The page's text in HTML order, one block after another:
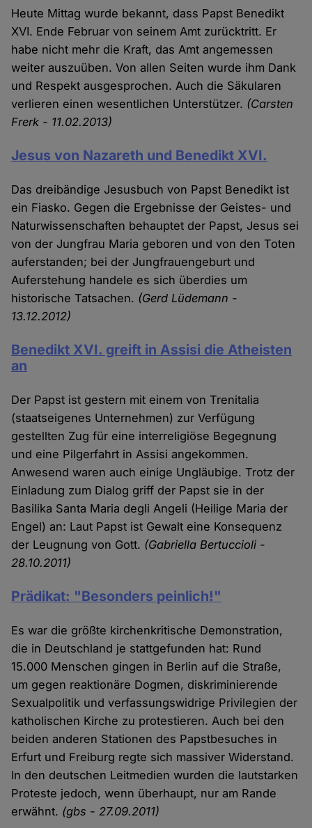
Heute Mittag wurde bekannt, dass Papst Benedikt
XVI. Ende Februar von seinem Amt zurücktritt. Er
habe nicht mehr die Kraft, das Amt angemessen
weiter auszuüben. Von allen Seiten wurde ihm Dank
und Respekt ausgesprochen. Auch die Säkularen
verlieren einen wesentlichen Unterstützer. (Carsten
Frerk - 11.02.2013)
Jesus von Nazareth und Benedikt XVI.
Das dreibändige Jesusbuch von Papst Benedikt ist
ein Fiasko. Gegen die Ergebnisse der Geistes- und
Naturwissenschaften behauptet der Papst, Jesus sei
von der Jungfrau Maria geboren und von den Toten
auferstanden; bei der Jungfrauengeburt und
Auferstehung handele es sich überdies um
historische Tatsachen. (Gerd Lüdemann -
13.12.2012)
Benedikt XVI. greift in Assisi die Atheisten
an
Der Papst ist gestern mit einem von Trenitalia
(staatseigenes Unternehmen) zur Verfügung
gestellten Zug für eine interreligiöse Begegnung
und eine Pilgerfahrt in Assisi angekommen.
Anwesend waren auch einige Ungläubige. Trotz der
Einladung zum Dialog griff der Papst sie in der
Basilika Santa Maria degli Angeli (Heilige Maria der
Engel) an: Laut Papst ist Gewalt eine Konsequenz
der Leugnung von Gott. (Gabriella Bertuccioli -
28.10.2011)
Prädikat: "Besonders peinlich!"
Es war die größte kirchenkritische Demonstration,
die in Deutschland je stattgefunden hat: Rund
15.000 Menschen gingen in Berlin auf die Straße,
um gegen reaktionäre Dogmen, diskriminierende
Sexualpolitik und verfassungswidrige Privilegien der
katholischen Kirche zu protestieren. Auch bei den
beiden anderen Stationen des Papstbesuches in
Erfurt und Freiburg regte sich massiver Widerstand.
In den deutschen Leitmedien wurden die lautstarken
Proteste jedoch, wenn überhaupt, nur am Rande
erwähnt. (gbs - 27.09.2011)